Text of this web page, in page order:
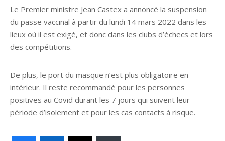
Le Premier ministre Jean Castex a annoncé la suspension
du passe vaccinal à partir du lundi 14 mars 2022 dans les
lieux où il est exigé, et donc dans les clubs d’échecs et lors
des compétitions.
De plus, le port du masque n’est plus obligatoire en
intérieur. Il reste recommandé pour les personnes
positives au Covid durant les 7 jours qui suivent leur
période d’isolement et pour les cas contacts à risque.